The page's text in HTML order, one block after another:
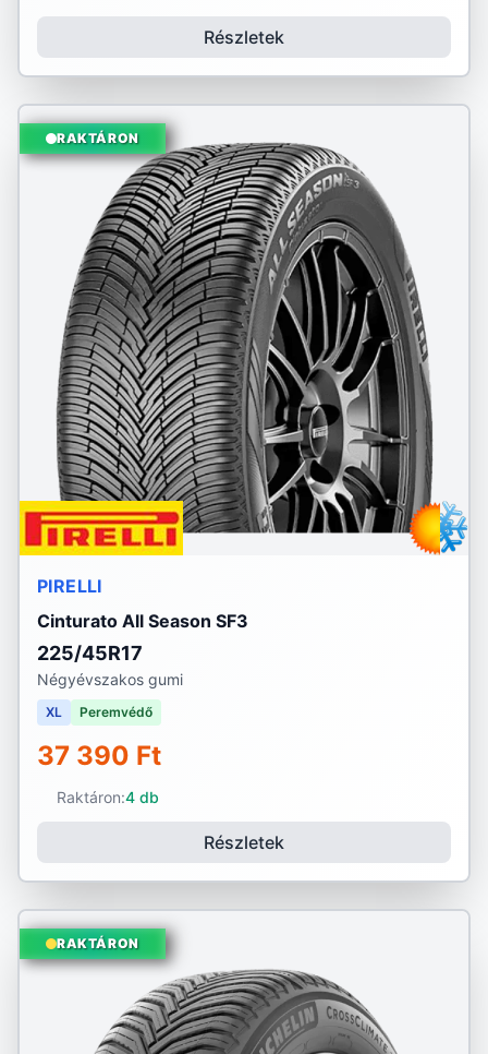
Részletek
RAKTÁRON
PIRELLI
Cinturato All Season SF3
225/45R17
Négyévszakos gumi
XL Peremvédő
37 390 Ft
Raktáron:4 db
Részletek
RAKTÁRON